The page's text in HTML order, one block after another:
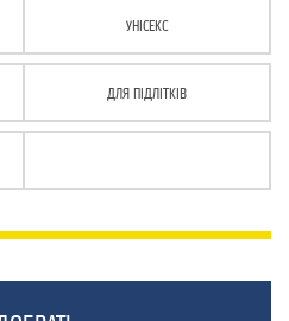
УНІСЕКС
ДЛЯ ПІДЛІТКІВ